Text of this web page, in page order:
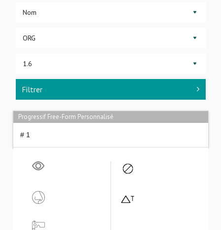
Filtrer
Progressif Free-Form Personnalisé
# 1